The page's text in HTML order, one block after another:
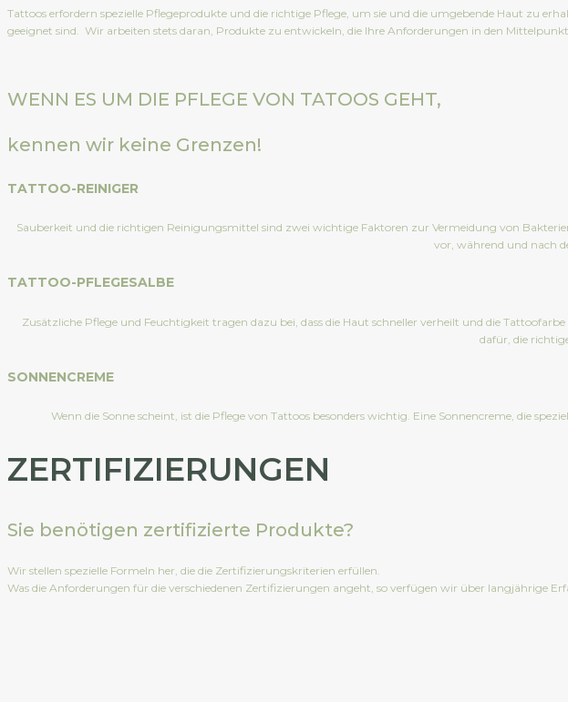
Tattoos erfordern spezielle Pflegeprodukte und die richtige Pflege, um sie und die umgebende Haut zu
geeignet sind. Wir arbeiten stets daran, Produkte zu entwickeln, die Ihre Anforderungen in den
WENN ES UM DIE PFLEGE VON TATOOS GEHT,
kennen wir keine Grenzen!
TATTOO-REINIGER
Sauberkeit und die richtigen Reinigungsmittel sind zwei wichtige Faktoren zur Vermeidung von
vor, während und nach
TATTOO-PFLEGESALBE
Zusätzliche Pflege und Feuchtigkeit tragen dazu bei, dass die Haut schneller verheilt und die
dafür, die
SONNENCREME
Wenn die Sonne scheint, ist die Pflege von Tattoos besonders wichtig. Eine Sonnencreme, die
ZERTIFIZIERUNGEN
Sie benötigen zertifizierte Produkte?
Wir stellen spezielle Formeln her, die die Zertifizierungskriterien erfüllen.
Was die Anforderungen für die verschiedenen Zertifizierungen angeht, so verfügen wir über langjährige